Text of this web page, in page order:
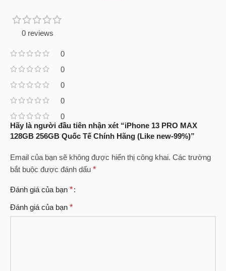
0 reviews
0
0
0
0
0
Hãy là người đầu tiên nhận xét “iPhone 13 PRO MAX
128GB 256GB Quốc Tế Chính Hãng (Like new-99%)”
Email của bạn sẽ không được hiển thị công khai. Các trường
bắt buộc được đánh dấu *
Đánh giá của bạn *
Đánh giá của bạn *